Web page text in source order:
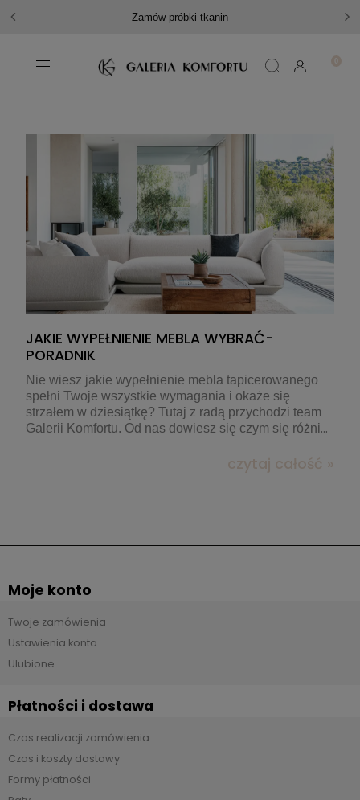
Zamów próbki tkanin
JAKIE WYPEŁNIENIE MEBLA WYBRAĆ-
PORADNIK
Nie wiesz jakie wypełnienie mebla tapicerowanego
spełni Twoje wszystkie wymagania i okaże się
strzałem w dziesiątkę? Tutaj z radą przychodzi team
Galerii Komfortu. Od nas dowiesz się czym się różnią
czytaj całość »
Moje konto
Twoje zamówienia
Ustawienia konta
Ulubione
Płatności i dostawa
Czas realizacji zamówienia
Czas i koszty dostawy
Formy płatności